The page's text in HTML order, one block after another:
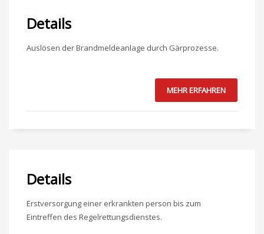
Details
Auslösen der Brandmeldeanlage durch Gärprozesse.
MEHR ERFAHREN
Details
Erstversorgung einer erkrankten person bis zum
Eintreffen des Regelrettungsdienstes.